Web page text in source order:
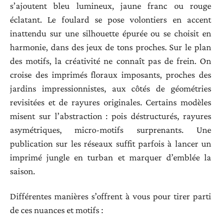
s’ajoutent bleu lumineux, jaune franc ou rouge
éclatant. Le foulard se pose volontiers en accent
inattendu sur une silhouette épurée ou se choisit en
harmonie, dans des jeux de tons proches. Sur le plan
des motifs, la créativité ne connaît pas de frein. On
croise des imprimés floraux imposants, proches des
jardins impressionnistes, aux côtés de géométries
revisitées et de rayures originales. Certains modèles
misent sur l’abstraction : pois déstructurés, rayures
asymétriques, micro-motifs surprenants. Une
publication sur les réseaux suffit parfois à lancer un
imprimé jungle en turban et marquer d’emblée la
saison.
Différentes manières s’offrent à vous pour tirer parti
de ces nuances et motifs :